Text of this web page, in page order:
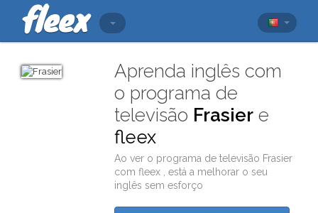
Aprenda inglês com
o programa de
televisão Frasier e
fleex
Ao ver o programa de televisão Frasier
comfleex
, está a melhorar o seu
inglês sem esforço